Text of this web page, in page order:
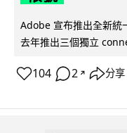
Adobe 宣布推出全新統
去年推出三個獨立
104 2 ↗ 分享